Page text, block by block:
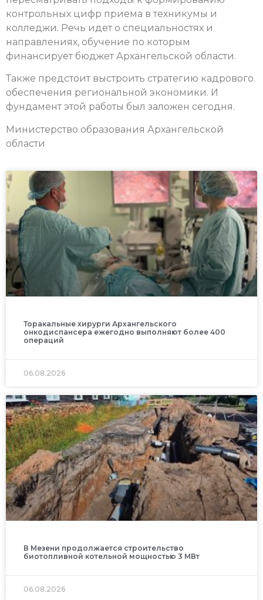
контрольных цифр приема в техникумы и
колледжи. Речь идет о специальностях и
направлениях, обучение по которым
финансирует бюджет Архангельской области.
Также предстоит выстроить стратегию кадрового
обеспечения региональной экономики. И
фундамент этой работы был заложен сегодня.
Министерство образования Архангельской
области
Торакальные хирурги Архангельского
онкодиспансера ежегодно выполняют более 400
операций
06.08.2026
В Мезени продолжается строительство
биотопливной котельной мощностью 3 МВт
06.08.2026